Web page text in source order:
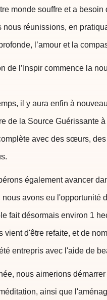
monde souffre et a
nous réunissions, en
l’amour et la
de l’Inspir commence la
il y aura enfin à
de la Source Guérissante
avec des sœurs,
également avancer
nous avons eu l'opportunité
fait désormais environ 1
vient d'être refaite, et de
entrepris avec l'aide de
nous aimerions
ainsi que